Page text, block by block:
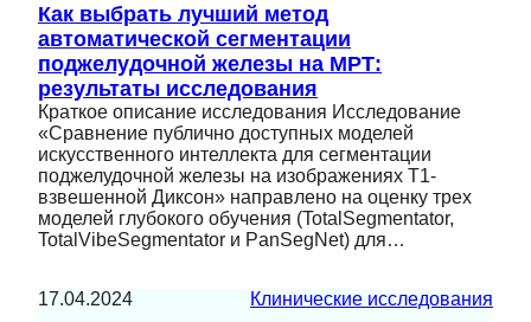
Как выбрать лучший метод
автоматической сегментации
поджелудочной железы на МРТ:
результаты исследования
Краткое описание исследования Исследование
«Сравнение публично доступных моделей
искусственного интеллекта для сегментации
поджелудочной железы на изображениях T1-
взвешенной Диксон» направлено на оценку трех
моделей глубокого обучения (TotalSegmentator,
TotalVibeSegmentator и PanSegNet) для…
17.04.2024 Клинические исследования